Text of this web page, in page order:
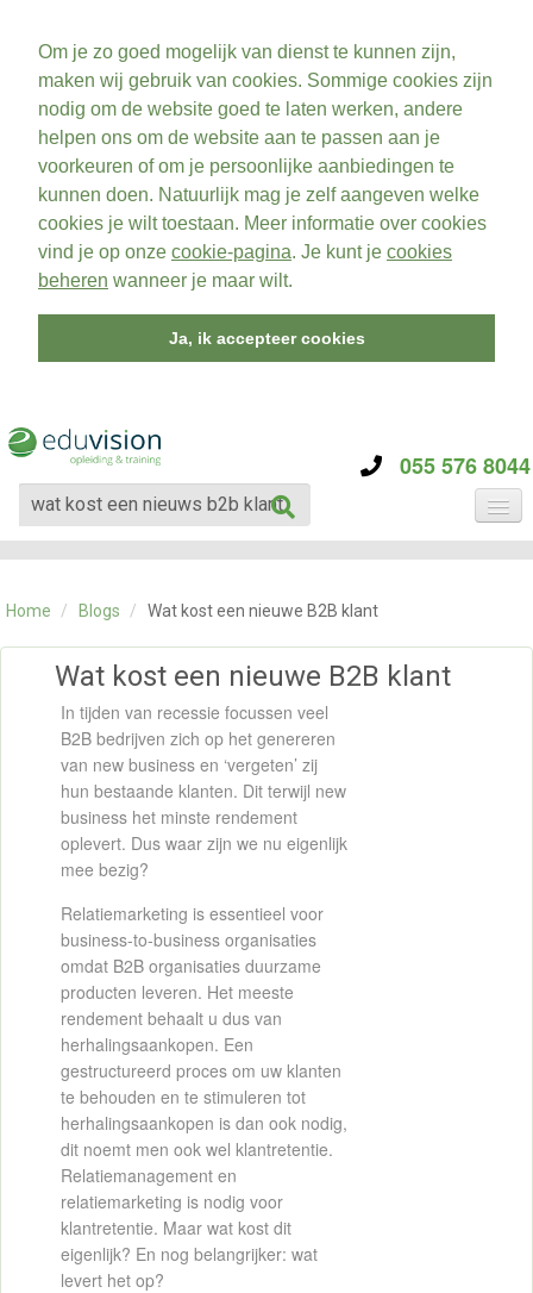
Om je zo goed mogelijk van dienst te kunnen zijn,
maken wij gebruik van cookies. Sommige cookies zijn
nodig om de website goed te laten werken, andere
helpen ons om de website aan te passen aan je
voorkeuren of om je persoonlijke aanbiedingen te
kunnen doen. Natuurlijk mag je zelf aangeven welke
cookies je wilt toestaan. Meer informatie over cookies
vind je op onze cookie-pagina. Je kunt je cookies
beheren wanneer je maar wilt.
Ja, ik accepteer cookies
055 576 8044
CATEGORIE
OVER ONS
CONTACT
SKILLS ALCHEMIST
Home / Blogs / Wat kost een nieuwe B2B klant
Wat kost een nieuwe B2B klant
In tijden van recessie focussen veel
B2B bedrijven zich op het genereren
van new business en ‘vergeten’ zij
hun bestaande klanten. Dit terwijl new
business het minste rendement
oplevert. Dus waar zijn we nu eigenlijk
mee bezig?
Relatiemarketing is essentieel voor
business-to-business organisaties
omdat B2B organisaties duurzame
producten leveren. Het meeste
rendement behaalt u dus van
herhalingsaankopen. Een
gestructureerd proces om uw klanten
te behouden en te stimuleren tot
herhalingsaankopen is dan ook nodig,
dit noemt men ook wel klantretentie.
Relatiemanagement en
relatiemarketing is nodig voor
klantretentie. Maar wat kost dit
eigenlijk? En nog belangrijker: wat
levert het op?